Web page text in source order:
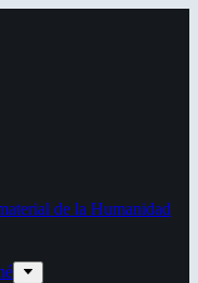
de la Humanidad